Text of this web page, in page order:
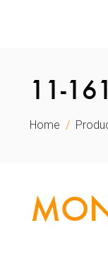
11-161
Home